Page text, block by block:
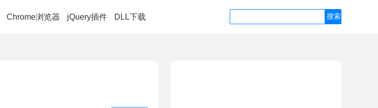
Chrome浏览器 jQuery插件 DLL下载